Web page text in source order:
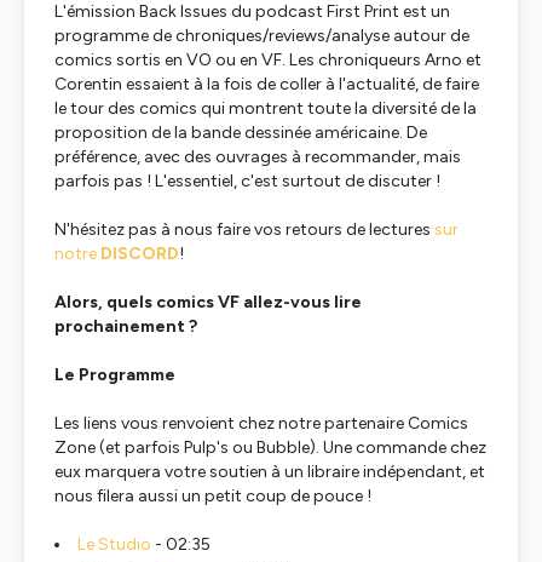
L'émission Back Issues du podcast First Print est un
programme de chroniques/reviews/analyse autour de
comics sortis en VO ou en VF. Les chroniqueurs Arno et
Corentin essaient à la fois de coller à l'actualité, de faire
le tour des comics qui montrent toute la diversité de la
proposition de la bande dessinée américaine. De
préférence, avec des ouvrages à recommander, mais
parfois pas ! L'essentiel, c'est surtout de discuter !
N'hésitez pas à nous faire vos retours de lectures sur
notre DISCORD!
Alors, quels comics VF allez-vous lire
prochainement ?
Le Programme
Les liens vous renvoient chez notre partenaire Comics
Zone (et parfois Pulp's ou Bubble). Une commande chez
eux marquera votre soutien à un libraire indépendant, et
nous filera aussi un petit coup de pouce !
Le Studio - 02:35